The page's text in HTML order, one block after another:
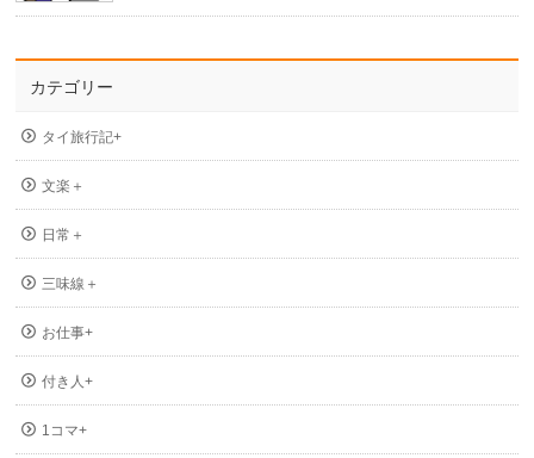
カテゴリー
タイ旅行記+
文楽＋
日常＋
三味線＋
お仕事+
付き人+
1コマ+